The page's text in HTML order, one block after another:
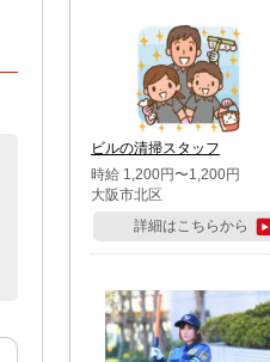
市・鶴ケ島市・千葉市中央
区・市川市・松戸市・習志野
市・柏市・流山市・八千代
市・足立区・江戸川区・八王
子市・町田市
ビルの清掃スタッフ
時給 1,200円〜1,200円
大阪市北区
詳細はこちらから